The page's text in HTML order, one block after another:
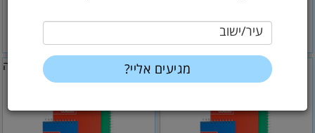
עיר/ישוב
הוסף לסל
קלסריקה קלסריקה